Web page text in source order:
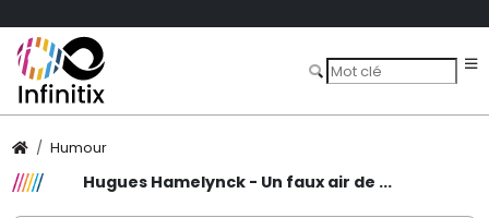
Humour
Hugues Hamelynck - Un faux air de ...